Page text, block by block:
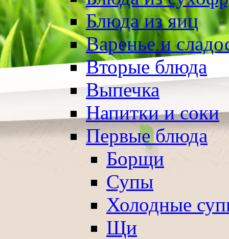
Блюда из яиц
Варенье и
Вторые блюда
Выпечка
Напитки и соки
Первые блюда
Борщи
Супы
Холодные
Щи